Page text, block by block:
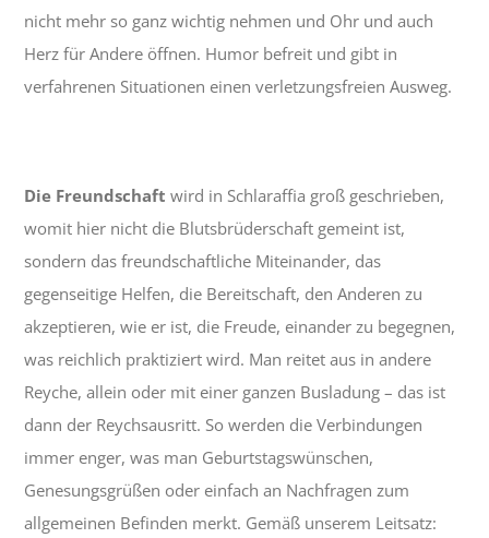
nicht mehr so ganz wichtig nehmen und Ohr und auch
Herz für Andere öffnen. Humor befreit und gibt in
verfahrenen Situationen einen verletzungsfreien Ausweg.
Die Freundschaft wird in Schlaraffia groß geschrieben,
womit hier nicht die Blutsbrüderschaft gemeint ist,
sondern das freundschaftliche Miteinander, das
gegenseitige Helfen, die Bereitschaft, den Anderen zu
akzeptieren, wie er ist, die Freude, einander zu begegnen,
was reichlich praktiziert wird. Man reitet aus in andere
Reyche, allein oder mit einer ganzen Busladung – das ist
dann der Reychsausritt. So werden die Verbindungen
immer enger, was man Geburtstagswünschen,
Genesungsgrüßen oder einfach an Nachfragen zum
allgemeinen Befinden merkt. Gemäß unserem Leitsatz: